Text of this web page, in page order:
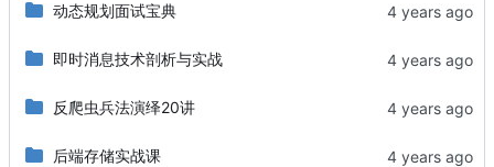
动态规划面试宝典
即时消息技术剖析与实战
反爬虫兵法演绎20讲
后端存储实战课